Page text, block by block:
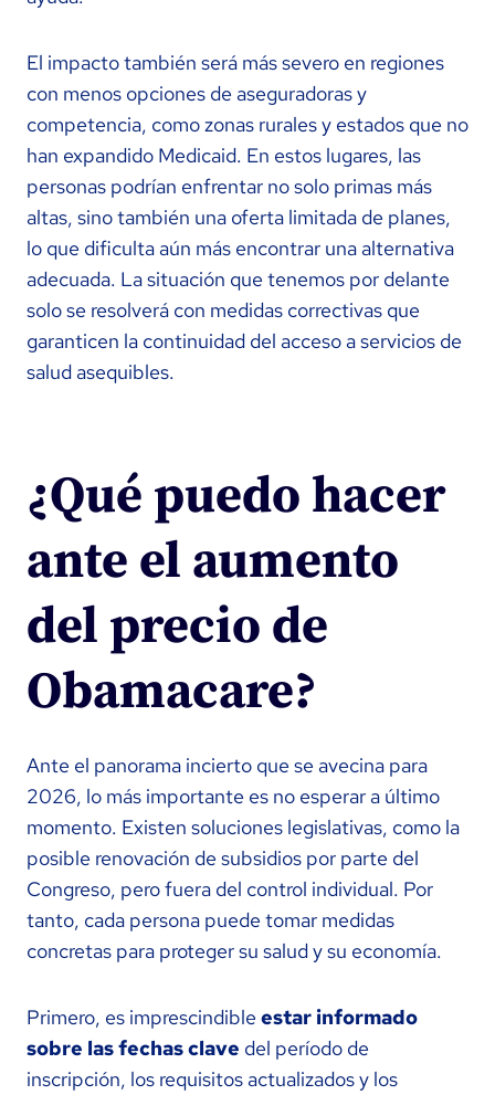
El impacto también será más severo en regiones
con menos opciones de aseguradoras y
competencia, como zonas rurales y estados que no
han expandido Medicaid. En estos lugares, las
personas podrían enfrentar no solo primas más
altas, sino también una oferta limitada de planes,
lo que dificulta aún más encontrar una alternativa
adecuada. La situación que tenemos por delante
solo se resolverá con medidas correctivas que
garanticen la continuidad del acceso a servicios de
salud asequibles.
¿Qué puedo hacer
ante el aumento
del precio de
Obamacare?
Ante el panorama incierto que se avecina para
2026, lo más importante es no esperar a último
momento. Existen soluciones legislativas, como la
posible renovación de subsidios por parte del
Congreso, pero fuera del control individual. Por
tanto, cada persona puede tomar medidas
concretas para proteger su salud y su economía.
Primero, es imprescindibleestar informado
sobre las fechas clave del período de
inscripción, los requisitos actualizados y los